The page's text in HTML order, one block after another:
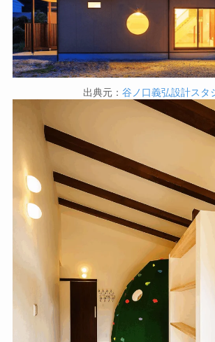
出典元： 谷ノ口義弘設計スタ